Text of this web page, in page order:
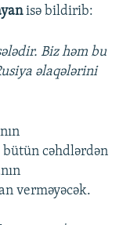
isə bildirib:
Biz həm bu
əlaqələrini
cəhdlərdən
verməyəcək.